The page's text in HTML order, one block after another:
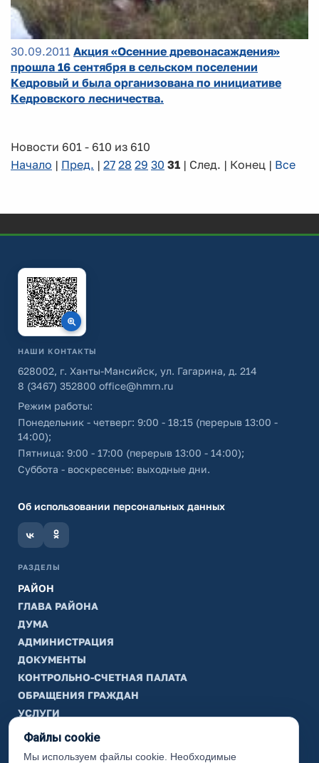
30.09.2011 Акция «Осенние древонасаждения»
прошла 16 сентября в сельском поселении
Кедровый и была организована по инициативе
Кедровского лесничества.
Новости 601 - 610 из 610
Начало | Пред. | 27 28 29 30 31 | След. | Конец | Все
НАШИ КОНТАКТЫ
628002, г. Ханты-Мансийск, ул. Гагарина, д. 214
8 (3467) 352800 office@hmrn.ru
Режим работы:
Понедельник - четверг: 9:00 - 18:15 (перерыв 13:00 -
14:00);
Пятница: 9:00 - 17:00 (перерыв 13:00 - 14:00);
Суббота - воскресенье: выходные дни.
Об использовании персональных данных
РАЗДЕЛЫ
РАЙОН
ГЛАВА РАЙОНА
ДУМА
АДМИНИСТРАЦИЯ
ДОКУМЕНТЫ
КОНТРОЛЬНО-СЧЕТНАЯ ПАЛАТА
ОБРАЩЕНИЯ ГРАЖДАН
УСЛУГИ
ТИК
ИНФОРМАЦИЯ
Файлы cookie
Мы используем файлы cookie. Необходимые